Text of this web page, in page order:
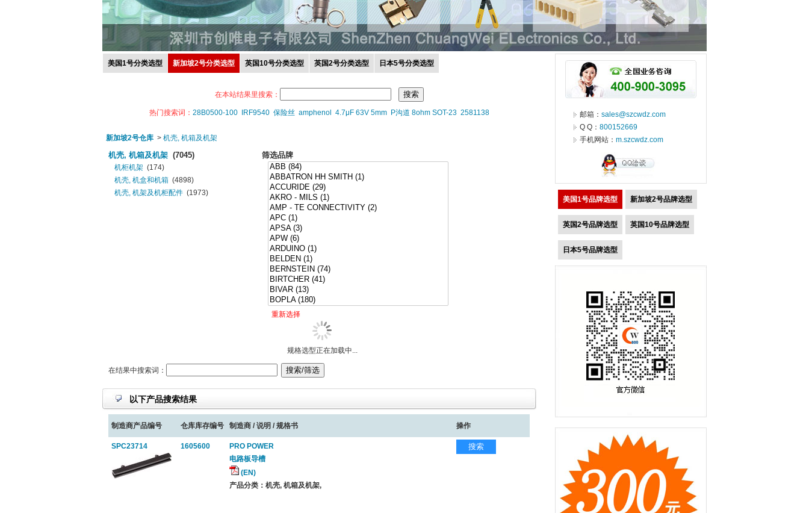
美国1号分类选型 新加坡2号分类选型 英国10号分类选型 英国2号分类选型 日本5号分类选型
在本站结果里搜索：
热门搜索词： 28B0500-100 IRF9540 保险丝 amphenol 4.7μF 63V 5mm P沟道 8ohm SOT-23 2581138
新加坡2号仓库 > 机壳, 机箱及机架
机壳, 机箱及机架 (7045)
机柜机架 (174)
机壳, 机盒和机箱 (4898)
机壳, 机架及机柜配件 (1973)
筛选品牌
重新选择
规格选型正在加载中...
在结果中搜索词：
以下产品搜索结果
制造商产品编号 仓库库存编号 制造商 / 说明 / 规格书 操作
SPC23714 1605600
PRO POWER
电路板导槽
(EN)
产品分类：机壳, 机箱及机架,
搜索
邮箱： sales@szcwdz.com
Q Q： 800152669
手机网站： m.szcwdz.com
美国1号品牌选型 新加坡2号品牌选型
英国2号品牌选型 英国10号品牌选型
日本5号品牌选型